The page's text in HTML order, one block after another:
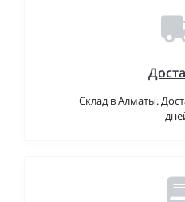
Склад в Алматы.